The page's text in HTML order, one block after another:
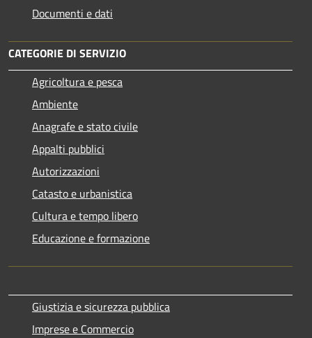
Documenti e dati
CATEGORIE DI SERVIZIO
Agricoltura e pesca
Ambiente
Anagrafe e stato civile
Appalti pubblici
Autorizzazioni
Catasto e urbanistica
Cultura e tempo libero
Educazione e formazione
Giustizia e sicurezza pubblica
Imprese e Commercio